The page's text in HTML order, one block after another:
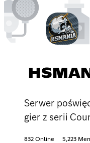
Serwer
gier z serii
832 Online 5,223